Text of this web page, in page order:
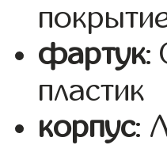
фартук:
пластик
корпус: